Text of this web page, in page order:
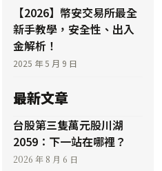
【2026】幣安交易所最全
新手教學，安全性、出入
金解析！
2025 年 5 月 9 日
最新文章
台股第三隻萬元股川湖
2059：下一站在哪裡？
2026 年 8 月 6 日